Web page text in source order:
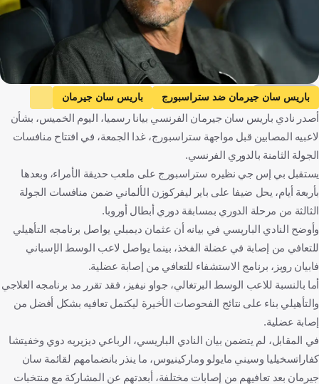
Getty Images
باريس سان جيرمان ضد ستراسبورج
باريس سان جيرمان
ستراسبورج
الدوري الفرنسي عثمان ديمبيلي
ديزيري دوي
فابيان رويز
جواو نيفيس خفيتشا كفاراتسخيليا
سيني مايولو
ماركوينيوس
لويس إنريكي
البرتغال
جورجيا
البرازيل كرة قدم
أصدر نادي باريس سان جيرمان الفرنسي بيانا رسميا، اليوم الخميس، بشأن
لاعبيه المصابين قبل مواجهة ستراسبورج، غدا الجمعة، في افتتاح منافسات
الجولة الثامنة بالدوري الفرنسي.
يستقبل بي إس جي نظيره ستراسبورج على ملعب حديقة الأمراء، وبعدها
بأربعة أيام، يحل ضيفا على باير ليفركوزن الألماني ضمن منافسات الجولة
الثالثة من مرحلة الدوري بمسابقة دوري أبطال أوروبا.
وأوضح النادي الباريسي في بيانه أن عثمان ديمبلي يواصل برنامجه التأهيلي
للتعافي من إصابة في عضلة الفخذ، بينما يواصل لاعب الوسط الإسباني
فابيان رويز، برنامج الاستشفاء للتعافي من إصابة عضلية.
أما بالنسبة للاعب الوسط البرتغالي، جواو نيفيز، فقد تقرر مد برنامجه العلاجي
والتأهيلي بناء على نتائج الفحوصات الأخيرة ليكتمل تعافيه بشكل أفضل من
إصابة عضلية.
في المقابل، لم يتضمن بيان النادي الباريسي، الرباعي ديزيريه دوي وخفيتشا
كفاراتسخيليا وسيني مايولو وماركينيوس، ما ينذر بانضمامهم لقائمة سان
جيرمان بعد تعافيهم من إصابات مختلفة، أبعدتهم عن المشاركة مع منتخبات